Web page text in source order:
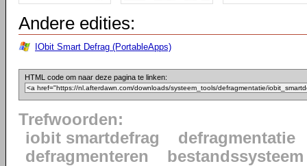
Andere edities:
IObit Smart Defrag (PortableApps)
HTML code om naar deze pagina te linken:
Trefwoorden:
iobit smartdefrag
defragmentatie
defragmenteren
bestandssysteem